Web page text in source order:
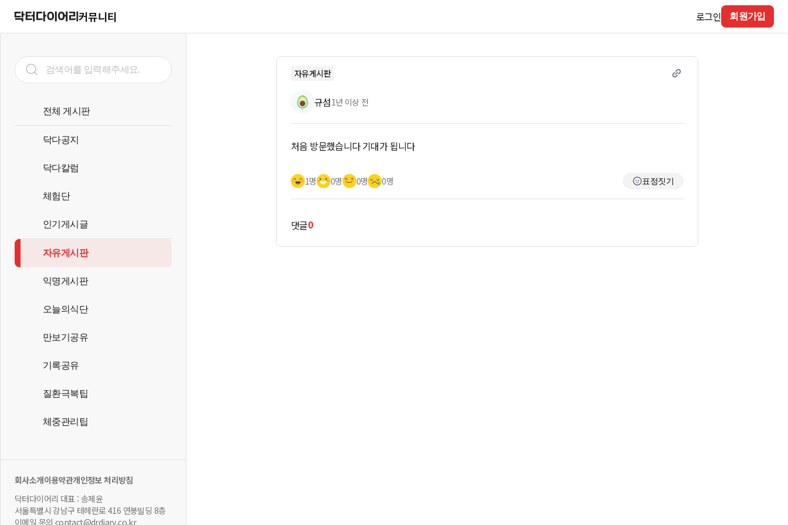
커뮤니티 로그인 회원가입
전체 게시판
닥다공지
닥다칼럼
체험단
인기게시글
자유게시판
익명게시판
오늘의식단
만보기공유
기록공유
질환극복팁
체중관리팁
회사소개이용약관개인정보 처리방침
닥터다이어리 대표 : 송제윤
서울특별시 강남구 테헤란로 416 연봉빌딩 8층
이메일 문의 contact@drdiary.co.kr
자유게시판
규섬1년 이상 전
처음 방문했습니다 기대가 됩니다
1명 0명 0명 0명 표정짓기
댓글0